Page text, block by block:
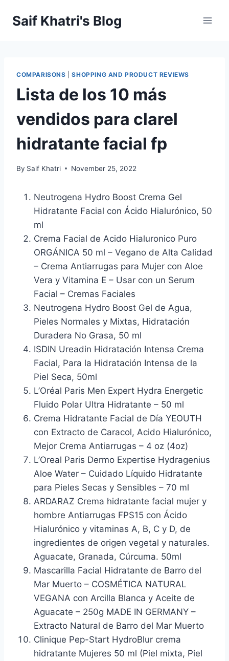
Saif Khatri's Blog
COMPARISONS |SHOPPING AND PRODUCT REVIEWS
Lista de los 10 más
vendidos para clarel
hidratante facial fp
By Saif Khatri November 25, 2022
Neutrogena Hydro Boost Crema Gel
Hidratante Facial con Ácido Hialurónico, 50
ml
Crema Facial de Acido Hialuronico Puro
ORGÁNICA 50 ml – Vegano de Alta Calidad
– Crema Antiarrugas para Mujer con Aloe
Vera y Vitamina E – Usar con un Serum
Facial – Cremas Faciales
Neutrogena Hydro Boost Gel de Agua,
Pieles Normales y Mixtas, Hidratación
Duradera No Grasa, 50 ml
ISDIN Ureadin Hidratación Intensa Crema
Facial, Para la Hidratación Intensa de la
Piel Seca, 50ml
L’Oréal Paris Men Expert Hydra Energetic
Fluido Polar Ultra Hidratante – 50 ml
Crema Hidratante Facial de Día YEOUTH
con Extracto de Caracol, Acido Hialurónico,
Mejor Crema Antiarrugas – 4 oz (4oz)
L’Oreal Paris Dermo Expertise Hydragenius
Aloe Water – Cuidado Líquido Hidratante
para Pieles Secas y Sensibles – 70 ml
ARDARAZ Crema hidratante facial mujer y
hombre Antiarrugas FPS15 con Ácido
Hialurónico y vitaminas A, B, C y D, de
ingredientes de origen vegetal y naturales.
Aguacate, Granada, Cúrcuma. 50ml
Mascarilla Facial Hidratante de Barro del
Mar Muerto – COSMÉTICA NATURAL
VEGANA con Arcilla Blanca y Aceite de
Aguacate – 250g MADE IN GERMANY –
Extracto Natural de Barro del Mar Muerto
Clinique Pep-Start HydroBlur crema
hidratante Mujeres 50 ml (Piel mixta, Piel